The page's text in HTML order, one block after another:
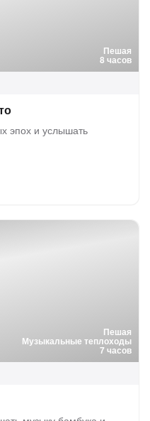
Пешая
8 часов
эпох и услышать
Пешая
Музыкальные теплоходы
7 часов